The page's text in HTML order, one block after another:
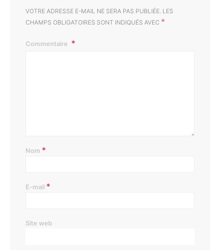
VOTRE ADRESSE E-MAIL NE SERA PAS PUBLIÉE. LES
CHAMPS OBLIGATOIRES SONT INDIQUÉS AVEC *
Commentaire
Nom *
E-mail *
Site web